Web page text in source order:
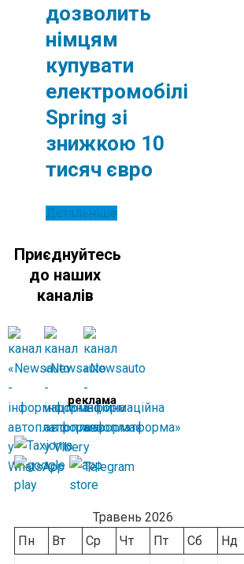
дозволить
німцям
купувати
електромобілі
Spring зі
знижкою 10
тисяч євро
Детальніше
Приєднуйтесь
до наших
каналів
реклама
Травень 2026
Пн
Вт Ср Чт Пт Сб Нд